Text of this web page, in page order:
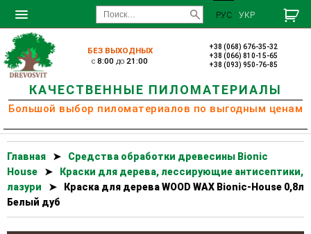
РУС УКР
БЕЗ ВЫХОДНЫХ
c8:00 до21:00
+38 (068) 676-35-32
+38 (066) 810-15-65
+38 (093) 950-76-85
КАЧЕСТВЕННЫЕ ПИЛОМАТЕРИАЛЫ
Большой выбор пиломатериалов по выгодным ценам
Главная ➤
Cредства обработки древесины Bionic
House
➤
Краски для дерева, лессирующие антисептики,
лазури
➤
Краска для дерева WOOD WAX Bionic-House 0,8л
Белый дуб